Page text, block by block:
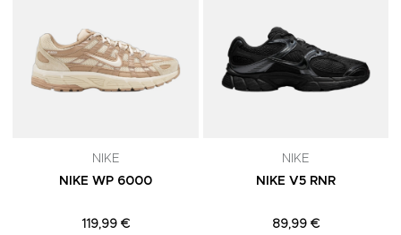
NIKE
NIKE WP 6000
119,99 €
NIKE
NIKE V5 RNR
89,99 €